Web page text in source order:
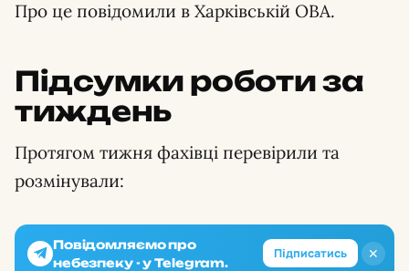
Про це повідомили в Харківській ОВА.
Підсумки роботи за
тиждень
Протягом тижня фахівці перевірили та
розмінували:
✕
Повідомляємо про
небезпеку - у Telegram.
Підписатись